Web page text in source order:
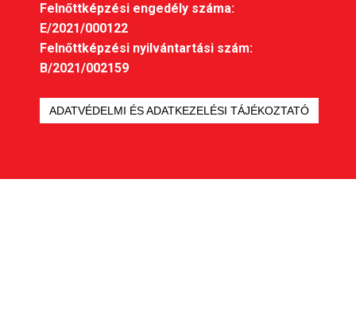
Felnőttképzési engedély száma:
E/2021/000122
Felnőttképzési nyilvántartási szám:
B/2021/002159
ADATVÉDELMI ÉS ADATKEZELÉSI TÁJÉKOZTATÓ